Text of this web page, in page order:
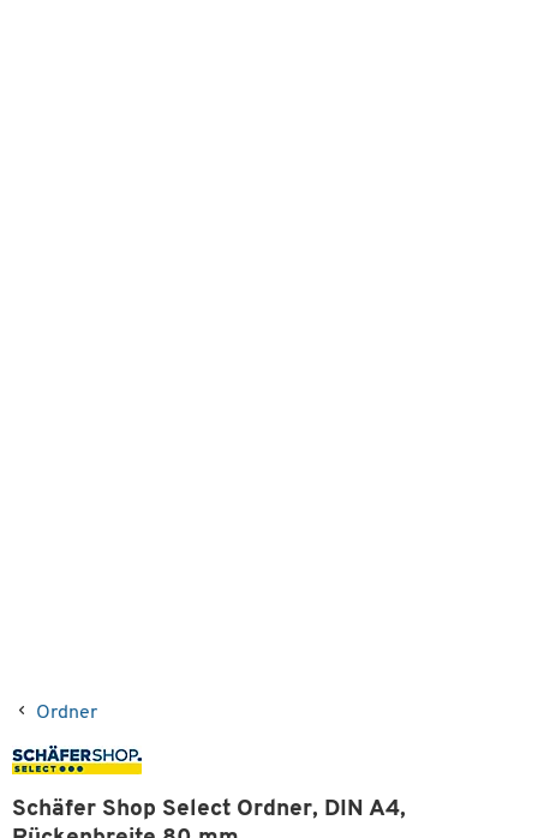
Ordner
Schäfer Shop Select Ordner, DIN A4,